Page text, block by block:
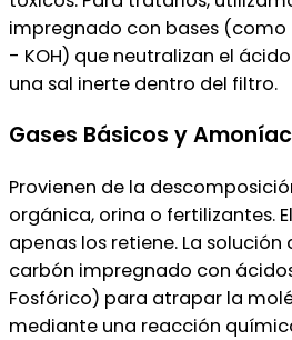
impregnado con bases (como
- KOH) que neutralizan el
una sal inerte dentro del filtro.
Gases Básicos y
Provienen de la
orgánica, orina o fertilizantes.
apenas los retiene. La solución
carbón impregnado con
Fosfórico) para atrapar la
mediante una reacción